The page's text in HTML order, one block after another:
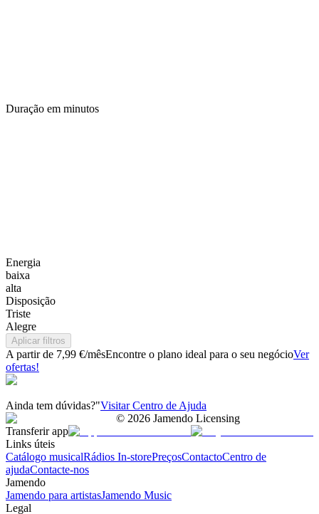
Duração em minutos
Energia
baixa
alta
Disposição
Triste
Alegre
Aplicar filtros
A partir de 7,99 €/mêsEncontre o plano ideal para o seu negócioVer
ofertas!
Ainda tem dúvidas?"Visitar Centro de Ajuda
© 2026 Jamendo Licensing
Transferir app
Links úteis
Catálogo musicalRádios In-storePreçosContactoCentro de
ajudaContacte-nos
Jamendo
Jamendo para artistasJamendo Music
Legal